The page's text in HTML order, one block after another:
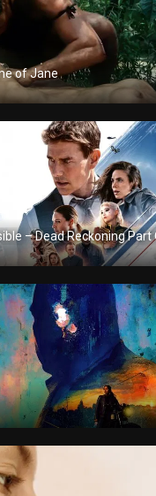
of Jane
– Dead Reckoning Part